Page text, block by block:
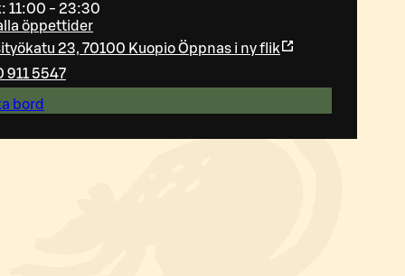
11:00 - 23:30
öppettider
23, 70100 KuopioÖppnas i ny flik
911 5547
bord